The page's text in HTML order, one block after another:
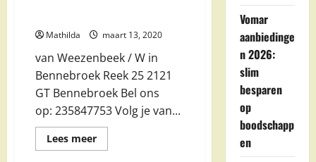
Mathilda maart 13, 2020
van Weezenbeek / W in
Bennebroek Reek 25 2121
GT Bennebroek Bel ons
op: 235847753 Volg je van...
Lees meerLees
meer
Vomar
aanbiedinge
n 2026:
slim
besparen
op
boodschapp
en